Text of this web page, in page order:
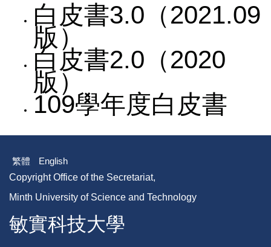
白皮書3.0（2021.09
版）
白皮書2.0（2020
版）
109學年度白皮書
繁體
English
Copyright Office of the Secretariat,
Minth University of Science and Technology
敏實科技大學